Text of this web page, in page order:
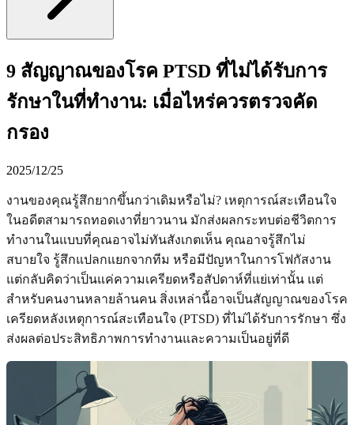
9 สัญญาณของโรค PTSD ที่ไม่ได้รับการ
รักษาในที่ทำงาน: เมื่อไหร่ควรตรวจคัด
กรอง
2025/12/25
งานของคุณรู้สึกยากขึ้นกว่าเดิมหรือไม่? เหตุการณ์สะเทือนใจ
ในอดีตสามารถทอดเงาที่ยาวนาน มักส่งผลกระทบต่อชีวิตการ
ทำงานในแบบที่คุณอาจไม่ทันสังเกตเห็น คุณอาจรู้สึกไม่
สบายใจ รู้สึกแปลกแยกจากทีม หรือมีปัญหาในการโฟกัสงาน
แต่กลับคิดว่าเป็นแค่ความเครียดหรือสัปดาห์ที่แย่เท่านั้น แต่
สำหรับคนงานหลายล้านคน สิ่งเหล่านี้อาจเป็นสัญญาณของโรค
เครียดหลังเหตุการณ์สะเทือนใจ (PTSD) ที่ไม่ได้รับการรักษา ซึ่ง
ส่งผลต่อประสิทธิภาพการทำงานและความเป็นอยู่ที่ดี